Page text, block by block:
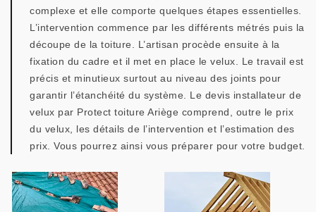
complexe et elle comporte quelques étapes essentielles.
L’intervention commence par les différents métrés puis la
découpe de la toiture. L’artisan procède ensuite à la
fixation du cadre et il met en place le velux. Le travail est
précis et minutieux surtout au niveau des joints pour
garantir l’étanchéité du système. Le devis installateur de
velux par Protect toiture Ariège comprend, outre le prix
du velux, les détails de l’intervention et l’estimation des
prix. Vous pourrez ainsi vous préparer pour votre budget.